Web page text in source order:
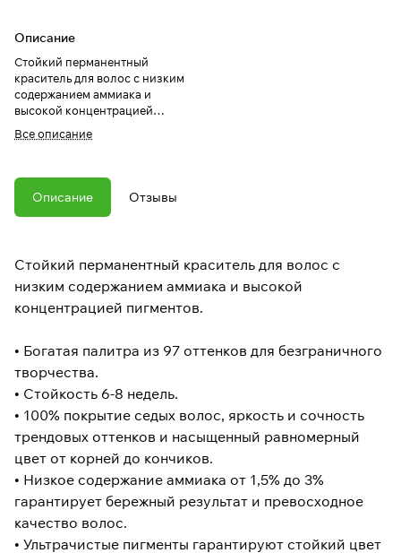
Описание
Стойкий перманентный
краситель для волос с низким
содержанием аммиака и
высокой концентрацией
Все описание
Описание Отзывы
Стойкий перманентный краситель для волос с
низким содержанием аммиака и высокой
концентрацией пигментов.
• Богатая палитра из 97 оттенков для безграничного
творчества.
• Стойкость 6-8 недель.
• 100% покрытие седых волос, яркость и сочность
трендовых оттенков и насыщенный равномерный
цвет от корней до кончиков.
• Низкое содержание аммиака от 1,5% до 3%
гарантирует бережный результат и превосходное
качество волос.
• Ультрачистые пигменты гарантируют стойкий цвет